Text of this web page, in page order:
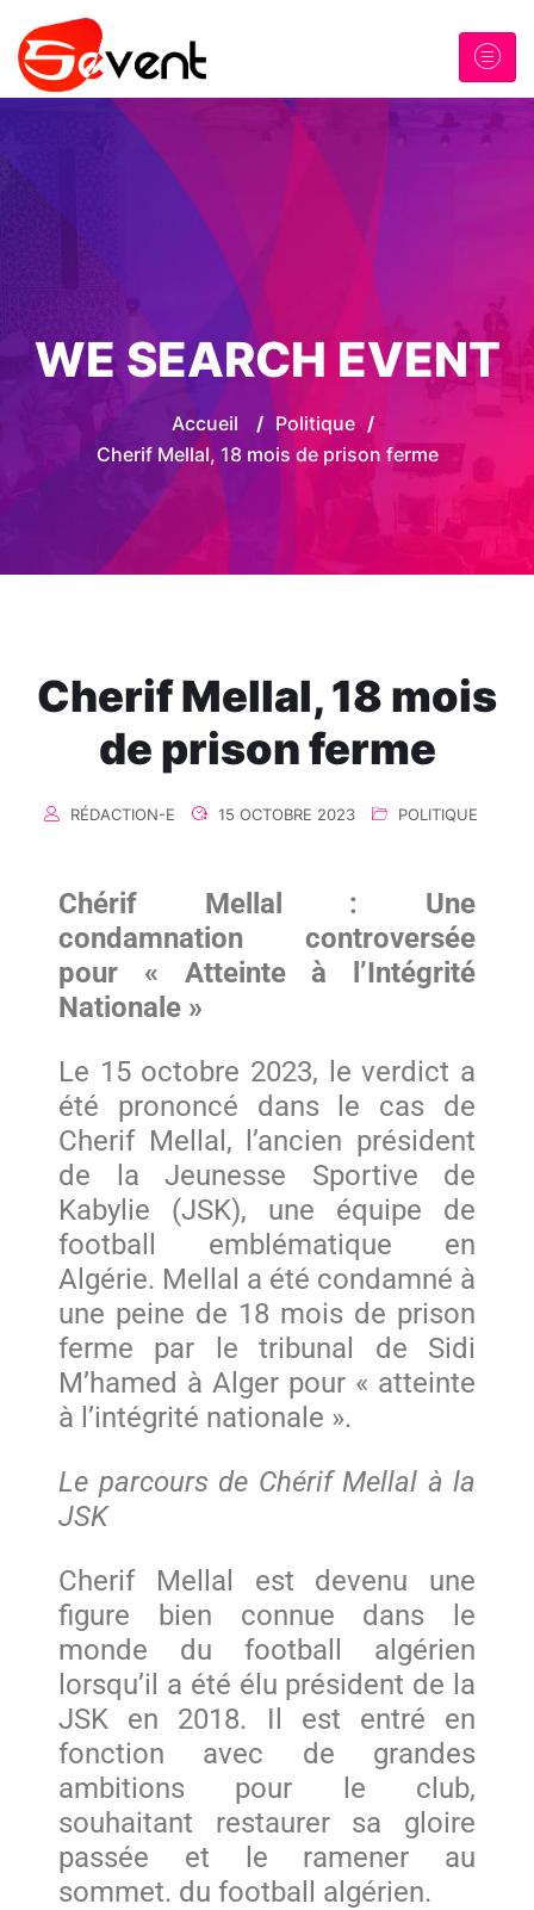
WE SEARCH EVENT
Accueil / Politique /
Cherif Mellal, 18 mois de prison ferme
Cherif Mellal, 18 mois
de prison ferme
RÉDACTION-E 15 OCTOBRE 2023 POLITIQUE
Chérif Mellal : Une
condamnation controversée
pour « Atteinte à l’Intégrité
Nationale »
Le 15 octobre 2023, le verdict a
été prononcé dans le cas de
Cherif Mellal, l’ancien président
de la Jeunesse Sportive de
Kabylie (JSK), une équipe de
football emblématique en
Algérie. Mellal a été condamné à
une peine de 18 mois de prison
ferme par le tribunal de Sidi
M’hamed à Alger pour « atteinte
à l’intégrité nationale ».
Le parcours de Chérif Mellal à la
JSK
Cherif Mellal est devenu une
figure bien connue dans le
monde du football algérien
lorsqu’il a été élu président de la
JSK en 2018. Il est entré en
fonction avec de grandes
ambitions pour le club,
souhaitant restaurer sa gloire
passée et le ramener au
sommet. du football algérien.